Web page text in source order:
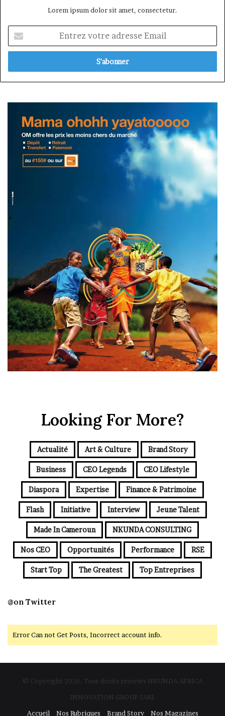
Lorem ipsum dolor sit amet, consectetur.
votre
adresse
Looking For More?
Actualité Art & Culture Brand Story
Business CEO Legends CEO Lifestyle
Diaspora Expertise Finance & Patrimoine
Flash Initiative Interview Jeune Talent
Made In Cameroun NKUNDA CONSULTING
Nos CEO Opportunités Performance RSE
Start Top The Greatest Top Entreprises
@on Twitter
Error Can not Get Posts, Incorrect account info.
© Copyright 2026, Tous droits réservés NKUNDA AFRICA
INNOVATION GROUP SARL
Accueil
Nos Rubriques Brand Story Nos Magazines